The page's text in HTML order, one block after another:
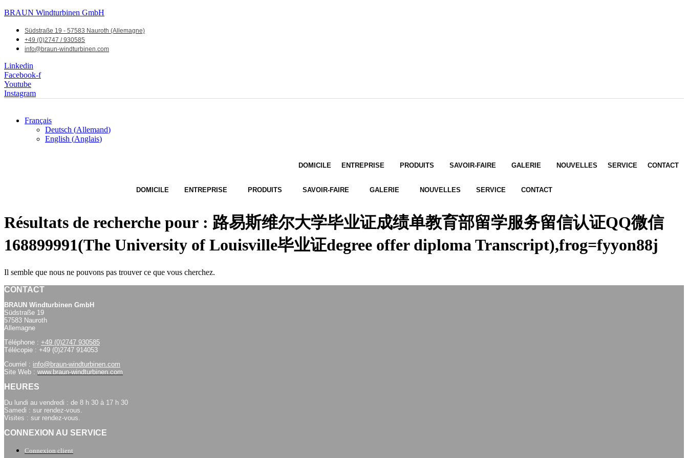
BRAUN Windturbinen GmbH
Südstraße 19 - 57583 Nauroth (Allemagne)
+49 (0)2747 / 930585
info@braun-windturbinen.com
Linkedin
Facebook-f
Youtube
Instagram
Français
Deutsch (Allemand)
English (Anglais)
DOMICILE ENTREPRISE PRODUITS SAVOIR-FAIRE GALERIE NOUVELLES SERVICE CONTACT
DOMICILE ENTREPRISE PRODUITS SAVOIR-FAIRE GALERIE NOUVELLES SERVICE CONTACT
Résultats de recherche pour : 路易斯维尔大学毕业证成绩单教育部留学服务留信认证QQ微信
168899991(The University of Louisville毕业证degree offer diploma Transcript),frog=fyyon88j
Il semble que nous ne pouvons pas trouver ce que vous cherchez.
CONTACT
BRAUN Windturbinen GmbH
Südstraße 19
57583 Nauroth
Allemagne
Téléphone : +49 (0)2747 930585
Télécopie : +49 (0)2747 914053
Courriel : info@braun-windturbinen.com
Site Web : www.braun-windturbinen.com
HEURES
Du lundi au vendredi : de 8 h 30 à 17 h 30
Samedi : sur rendez-vous.
Visites : sur rendez-vous.
CONNEXION AU SERVICE
Connexion client